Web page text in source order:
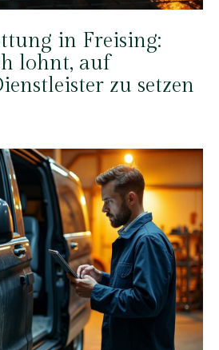
in Freising:
lohnt, auf
zu setzen